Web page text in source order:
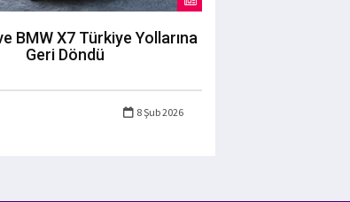
BMW X7 Türkiye Yollarına
Geri Döndü
8 Şub 2026